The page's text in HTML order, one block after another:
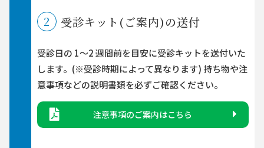
2 受診キット(ご案内)の送付
受診日の 1～2 週間前を目安に受診キットを送付いた
します。(※受診時期によって異なります) 持ち物や注
意事項などの説明書類を必ずご確認ください。
注意事項のご案内はこちら